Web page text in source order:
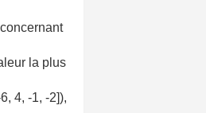
la plus
4, -1, -2]),